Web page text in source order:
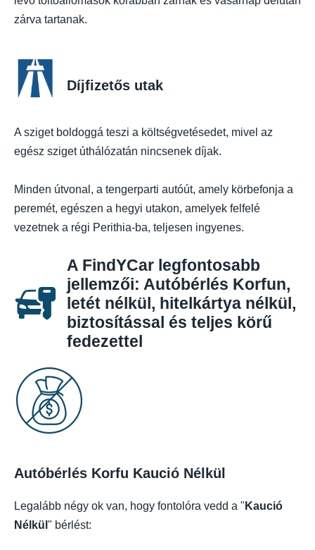
zárva tartanak.
Díjfizetős utak
A sziget boldoggá teszi a költségvetésedet, mivel az
egész sziget úthálózatán nincsenek díjak.
Minden útvonal, a tengerparti autóút, amely körbefonja a
peremét, egészen a hegyi utakon, amelyek felfelé
vezetnek a régi Perithia-ba, teljesen ingyenes.
A FindYCar legfontosabb
jellemzői: Autóbérlés Korfun,
letét nélkül, hitelkártya nélkül,
biztosítással és teljes körű
fedezettel
Autóbérlés Korfu Kaució Nélkül
Legalább négy ok van, hogy fontolóra vedd a " Kaució
Nélkül " bérlést: